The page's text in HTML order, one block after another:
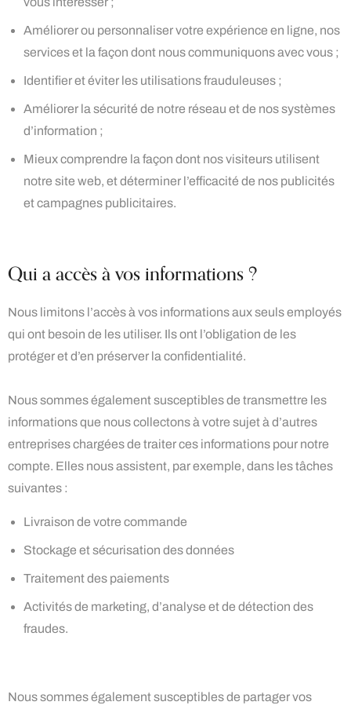
Améliorer ou personnaliser votre expérience en ligne, nos
services et la façon dont nous communiquons avec vous ;
Identifier et éviter les utilisations frauduleuses ;
Améliorer la sécurité de notre réseau et de nos systèmes
d’information ;
Mieux comprendre la façon dont nos visiteurs utilisent
notre site web, et déterminer l’efficacité de nos publicités
et campagnes publicitaires.
Qui a accès à vos informations ?
Nous limitons l’accès à vos informations aux seuls employés
qui ont besoin de les utiliser. Ils ont l’obligation de les
protéger et d’en préserver la confidentialité.
Nous sommes également susceptibles de transmettre les
informations que nous collectons à votre sujet à d’autres
entreprises chargées de traiter ces informations pour notre
compte. Elles nous assistent, par exemple, dans les tâches
suivantes :
Livraison de votre commande
Stockage et sécurisation des données
Traitement des paiements
Activités de marketing, d’analyse et de détection des
fraudes.
Nous sommes également susceptibles de partager vos